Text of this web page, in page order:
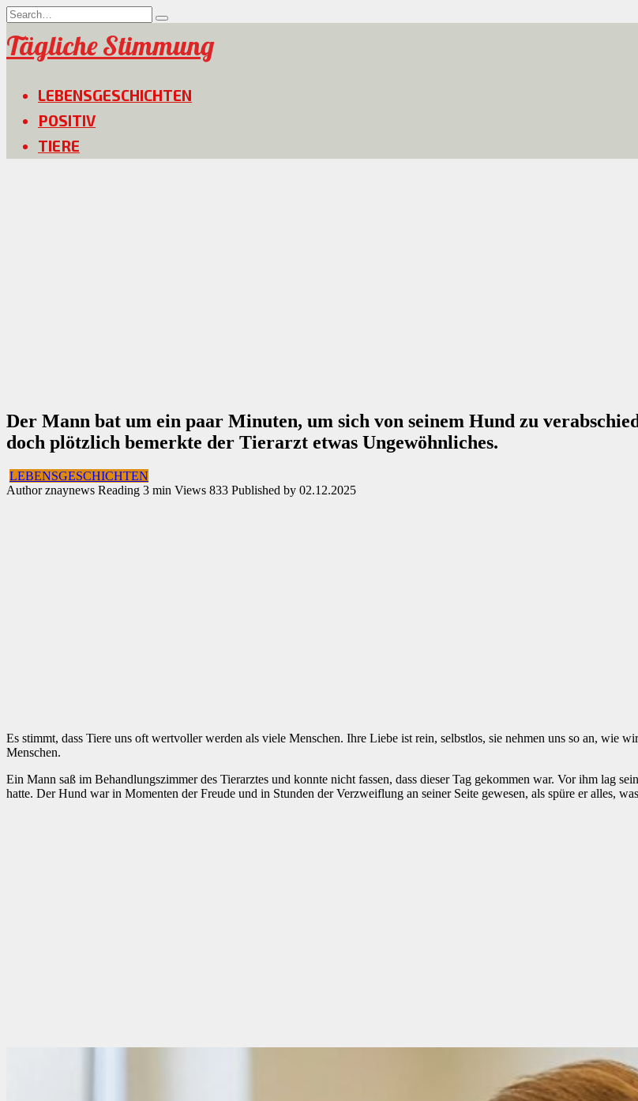
Skip
to
content
Search
for:
Tägliche Stimmung
LEBENSGESCHICHTEN
POSITIV
TIERE
Der Mann bat um ein paar Minuten, um sich von seinem Hund zu
doch plötzlich bemerkte der Tierarzt etwas Ungewöhnliches.
LEBENSGESCHICHTEN
Author znaynews Reading 3 min Views 833 Published by 02.12.2025
Es stimmt, dass Tiere uns oft wertvoller werden als viele Menschen. Ihre Liebe ist rein, selbstlos, sie nehmen uns so an, wie
Menschen.
Ein Mann saß im Behandlungszimmer des Tierarztes und konnte nicht fassen, dass dieser Tag gekommen war. Vor ihm lag
hatte. Der Hund war in Momenten der Freude und in Stunden der Verzweiflung an seiner Seite gewesen, als spüre er alles,